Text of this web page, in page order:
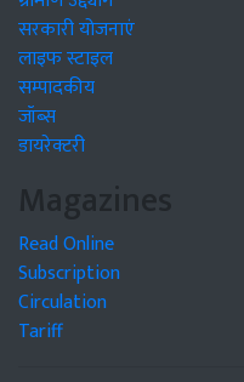
सरकारी योजनाएं
लाइफ स्टाइल
सम्पादकीय
जॉब्स
डायरेक्टरी
Magazines
Read Online
Subscription
Circulation
Tariff